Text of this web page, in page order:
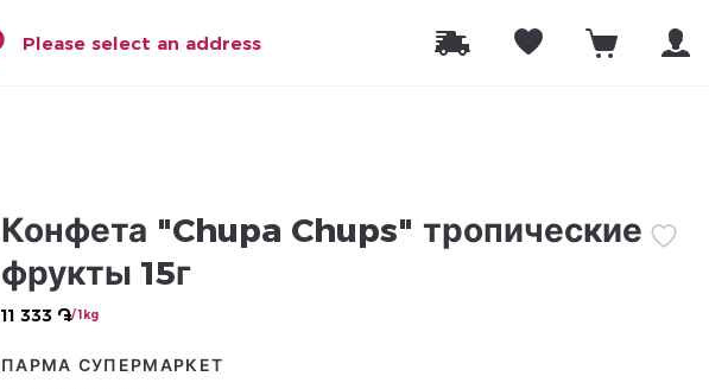
Please select an address
Конфета "Chupa Chups" тропические
фрукты 15г
11 333 ֏/ 1kg
ПАРМА СУПЕРМАРКЕТ